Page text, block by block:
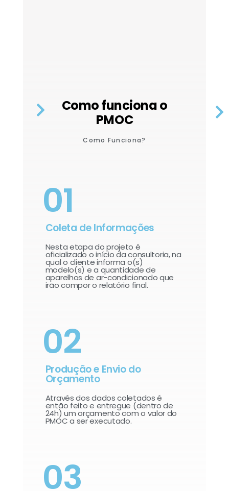
Como funciona o
PMOC
Como Funciona?
01
Coleta de Informações
Nesta etapa do projeto é
oficializado o início da consultoria, na
qual o cliente informa o(s)
modelo(s) e a quantidade de
aparelhos de ar-condicionado que
irão compor o relatório final.​
02
Produção e Envio do
Orçamento
Através dos dados coletados é
então feito e entregue (dentro de
24h) um orçamento com o valor do
PMOC a ser executado.
03